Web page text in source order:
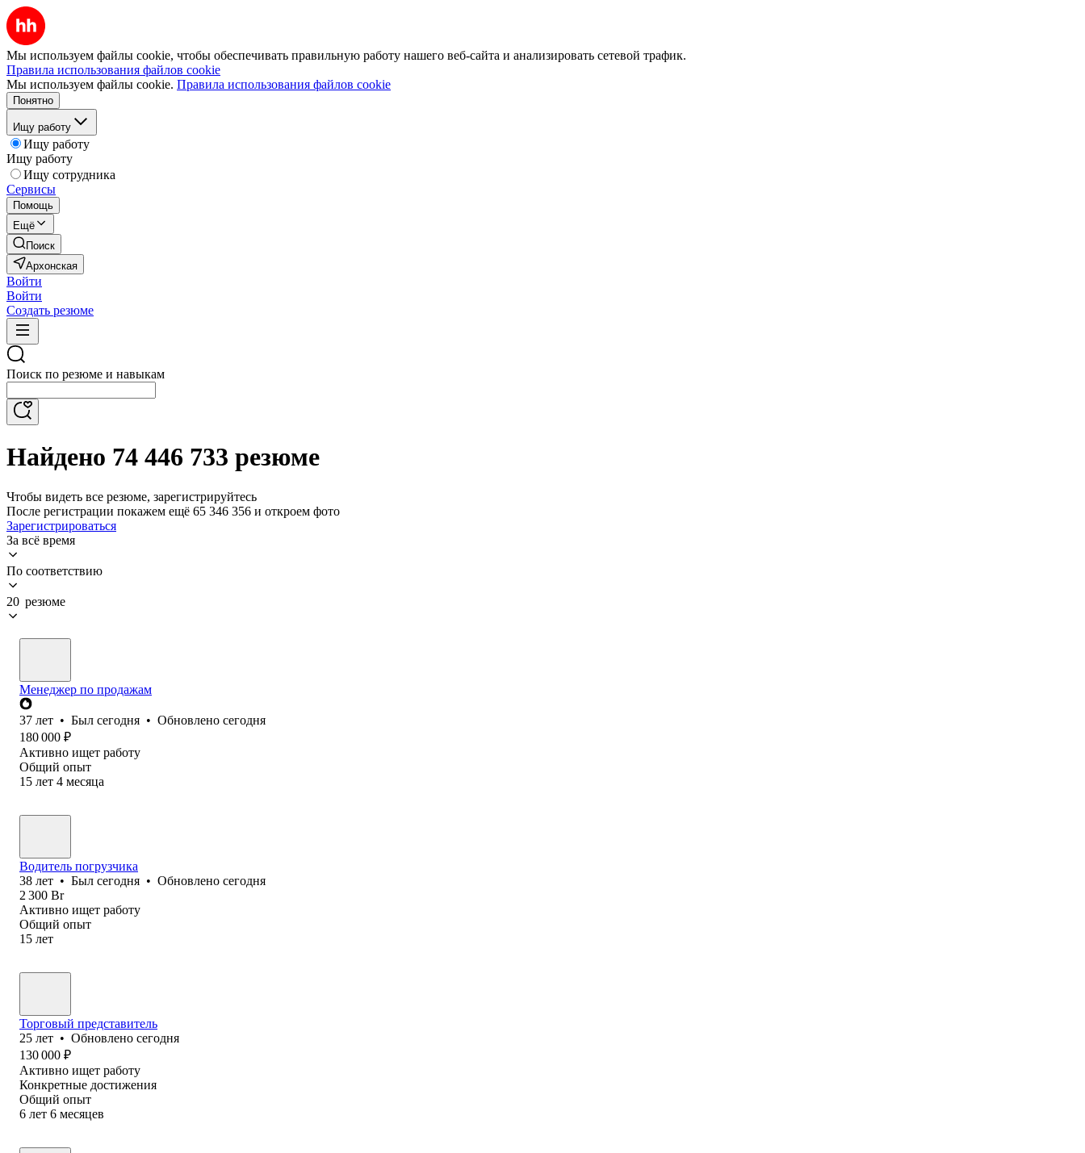
Мы используем файлы cookie, чтобы обеспечивать правильную работу нашего веб-сайта и анализировать сетевой трафик.
Правила использования файлов cookie
Мы используем файлы cookie. Правила использования файлов cookie
Понятно
Ищу работу
Ищу работу
Ищу работу
Ищу сотрудника
Сервисы
Помощь
Ещё
Поиск
Архонская
Войти
Войти
Создать резюме
Поиск по резюме и навыкам
Найдено 74 446 733 резюме
Чтобы видеть все резюме, зарегистрируйтесь
После регистрации покажем ещё 65 346 356 и откроем фото
Зарегистрироваться
За всё время
По соответствию
20 резюме
Менеджер по продажам
37 лет • Был сегодня • Обновлено сегодня
180 000 ₽
Активно ищет работу
Общий опыт
15 лет 4 месяца
Водитель погрузчика
38 лет • Был сегодня • Обновлено сегодня
2 300 Br
Активно ищет работу
Общий опыт
15 лет
Торговый представитель
25 лет • Обновлено сегодня
130 000 ₽
Активно ищет работу
Конкретные достижения
Общий опыт
6 лет 6 месяцев